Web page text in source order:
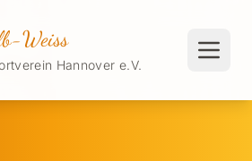
Weiss
Hannover e.V.